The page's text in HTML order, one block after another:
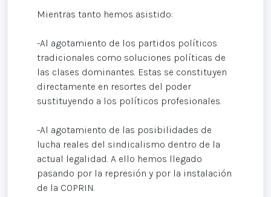
Mientras tanto hemos asistido:
-Al agotamiento de los partidos políticos
tradicionales como soluciones políticas de
las clases dominantes. Estas se constituyen
directamente en resortes del poder
sustituyendo a los políticos profesionales.
-Al agotamiento de las posibilidades de
lucha reales del sindicalismo dentro de la
actual legalidad. A ello hemos llegado
pasando por la represión y por la instalación
de la COPRIN.